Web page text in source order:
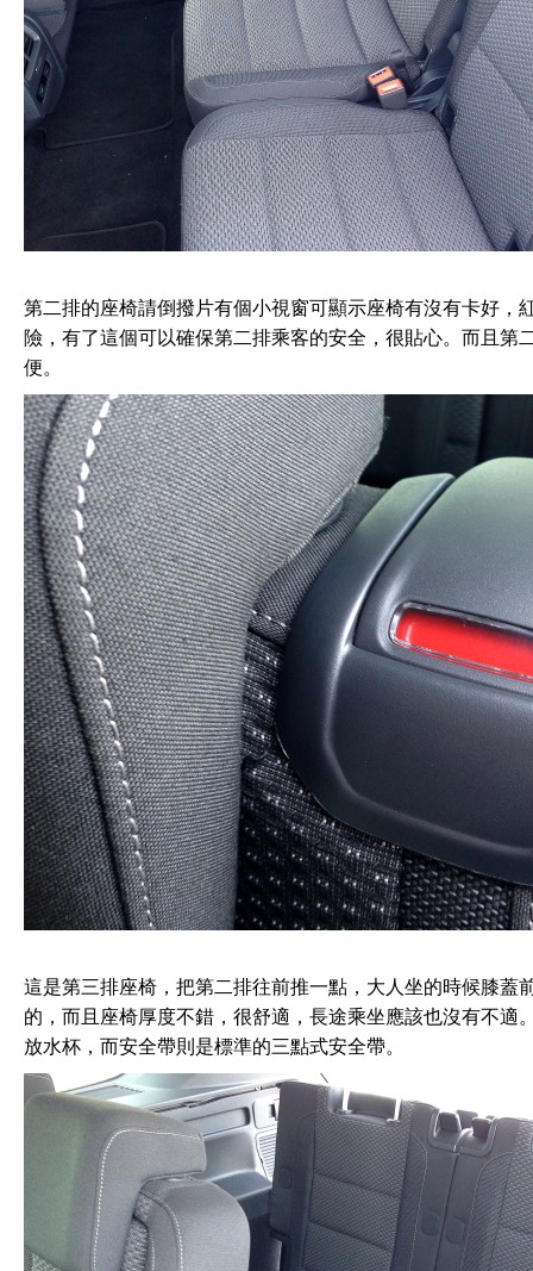
第二排的座椅請倒撥片有個小視窗可顯示座椅有沒有卡好，
險，有了這個可以確保第二排乘客的安全，很貼心。而且第
便。
這是第三排座椅，把第二排往前推一點，大人坐的時候膝蓋
的，而且座椅厚度不錯，很舒適，長途乘坐應該也沒有不適
放水杯，而安全帶則是標準的三點式安全帶。